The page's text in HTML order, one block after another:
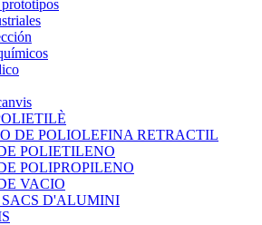
DE POLIOLEFINA RETRACTIL
POLIETILENO
POLIPROPILENO
VACIO
SACS D'ALUMINI